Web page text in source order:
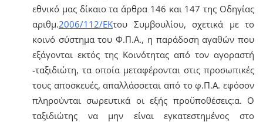
εθνικό μας δίκαιο τα άρθρα 146 και 147 της Οδηγίας
αριθμ.2006/112/ΕΚτου Συμβουλίου, σχετικά με το
κοινό σύστημα του Φ.Π.Α., η παράδοση αγαθών που
εξάγονται εκτός της Κοινότητας από τον αγοραστή
-ταξιδιώτη, τα οποία μεταφέρονται στις προσωπικές
τους αποσκευές, απαλλάσσεται από το φ.Π.Α. εφόσον
πληρούνται σωρευτικά οι εξής προϋποθέσεις:α. O
ταξιδιώτης να μην είναι εγκατεστημένος στο